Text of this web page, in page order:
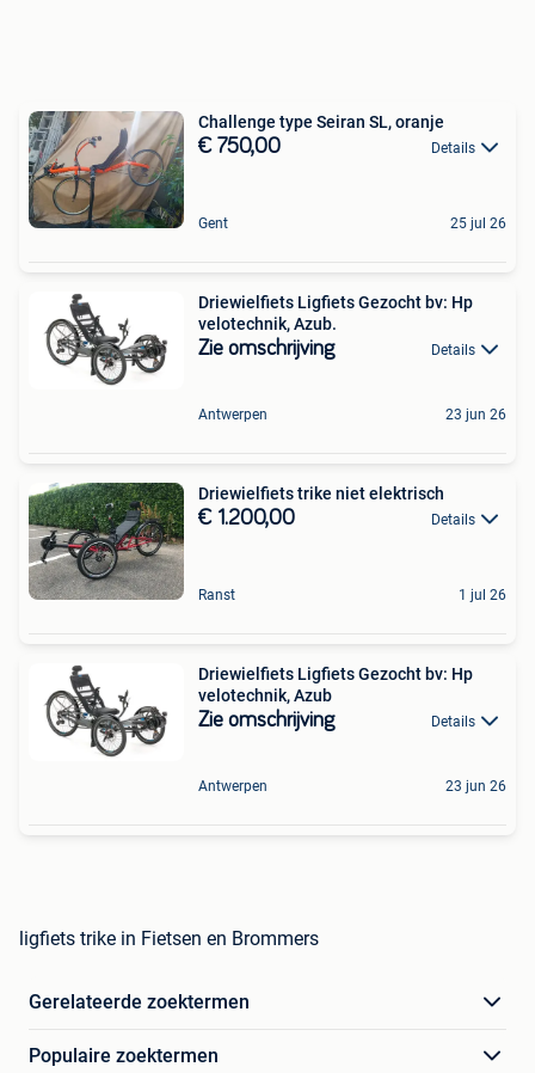
Challenge type Seiran SL, oranje
€ 750,00 Details
Gent 25 jul 26
Driewielfiets Ligfiets Gezocht bv: Hp
velotechnik, Azub.
Zie omschrijving Details
Antwerpen 23 jun 26
Driewielfiets trike niet elektrisch
€ 1.200,00 Details
Ranst 1 jul 26
Driewielfiets Ligfiets Gezocht bv: Hp
velotechnik, Azub
Zie omschrijving Details
Antwerpen 23 jun 26
ligfiets trike in Fietsen en Brommers
Gerelateerde zoektermen
Populaire zoektermen